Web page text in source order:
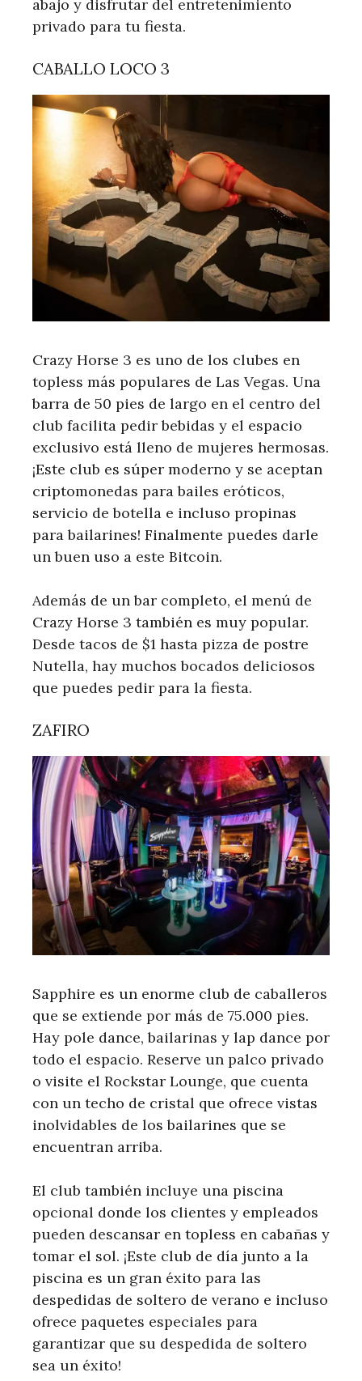
abajo y disfrutar del entretenimiento
privado para tu fiesta.
CABALLO LOCO 3
Crazy Horse 3 es uno de los clubes en
topless más populares de Las Vegas. Una
barra de 50 pies de largo en el centro del
club facilita pedir bebidas y el espacio
exclusivo está lleno de mujeres hermosas.
¡Este club es súper moderno y se aceptan
criptomonedas para bailes eróticos,
servicio de botella e incluso propinas
para bailarines! Finalmente puedes darle
un buen uso a este Bitcoin.
Además de un bar completo, el menú de
Crazy Horse 3 también es muy popular.
Desde tacos de $1 hasta pizza de postre
Nutella, hay muchos bocados deliciosos
que puedes pedir para la fiesta.
ZAFIRO
Sapphire es un enorme club de caballeros
que se extiende por más de 75.000 pies.
Hay pole dance, bailarinas y lap dance por
todo el espacio. Reserve un palco privado
o visite el Rockstar Lounge, que cuenta
con un techo de cristal que ofrece vistas
inolvidables de los bailarines que se
encuentran arriba.
El club también incluye una piscina
opcional donde los clientes y empleados
pueden descansar en topless en cabañas y
tomar el sol. ¡Este club de día junto a la
piscina es un gran éxito para las
despedidas de soltero de verano e incluso
ofrece paquetes especiales para
garantizar que su despedida de soltero
sea un éxito!